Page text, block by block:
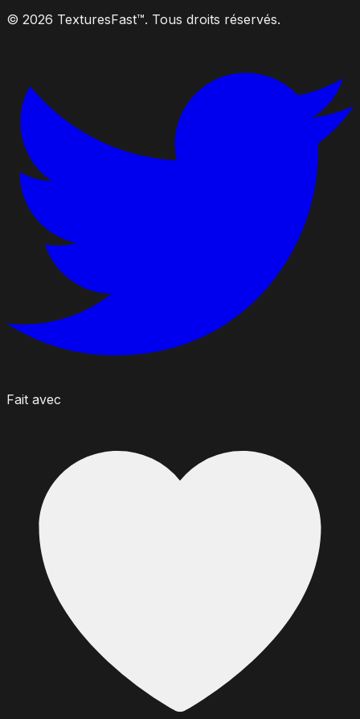
© 2026 TexturesFast™. Tous droits réservés.
Fait avec